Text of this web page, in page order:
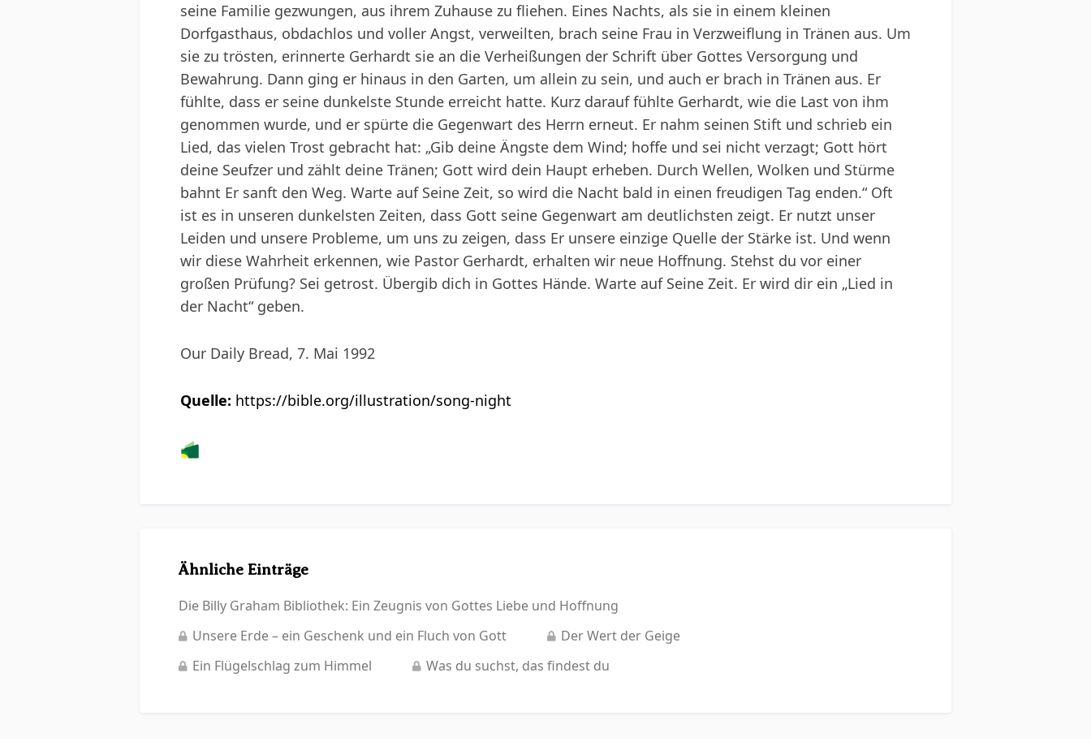
seine Familie gezwungen, aus ihrem Zuhause zu fliehen. Eines Nachts, als sie in einem kleinen
Dorfgasthaus, obdachlos und voller Angst, verweilten, brach seine Frau in Verzweiflung in Tränen aus. Um
sie zu trösten, erinnerte Gerhardt sie an die Verheißungen der Schrift über Gottes Versorgung und
Bewahrung. Dann ging er hinaus in den Garten, um allein zu sein, und auch er brach in Tränen aus. Er
fühlte, dass er seine dunkelste Stunde erreicht hatte. Kurz darauf fühlte Gerhardt, wie die Last von ihm
genommen wurde, und er spürte die Gegenwart des Herrn erneut. Er nahm seinen Stift und schrieb ein
Lied, das vielen Trost gebracht hat: „Gib deine Ängste dem Wind; hoffe und sei nicht verzagt; Gott hört
deine Seufzer und zählt deine Tränen; Gott wird dein Haupt erheben. Durch Wellen, Wolken und Stürme
bahnt Er sanft den Weg. Warte auf Seine Zeit, so wird die Nacht bald in einen freudigen Tag enden.“ Oft
ist es in unseren dunkelsten Zeiten, dass Gott seine Gegenwart am deutlichsten zeigt. Er nutzt unser
Leiden und unsere Probleme, um uns zu zeigen, dass Er unsere einzige Quelle der Stärke ist. Und wenn
wir diese Wahrheit erkennen, wie Pastor Gerhardt, erhalten wir neue Hoffnung. Stehst du vor einer
großen Prüfung? Sei getrost. Übergib dich in Gottes Hände. Warte auf Seine Zeit. Er wird dir ein „Lied in
der Nacht“ geben.
Our Daily Bread, 7. Mai 1992
Quelle: https://bible.org/illustration/song-night
Ähnliche Einträge
Die Billy Graham Bibliothek: Ein Zeugnis von Gottes Liebe und Hoffnung
Unsere Erde – ein Geschenk und ein Fluch von Gott
Der Wert der Geige
Ein Flügelschlag zum Himmel
Was du suchst, das findest du